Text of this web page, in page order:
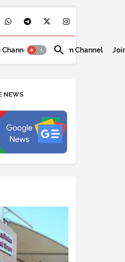
Telegram Channel
NEWS